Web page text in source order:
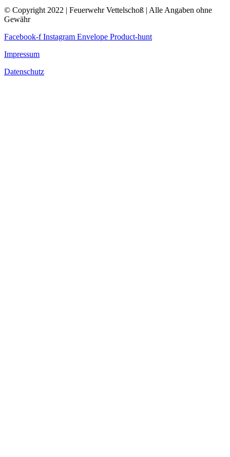
© Copyright 2022 | Feuerwehr Vettelschoß | Alle Angaben ohne
Gewähr
Facebook-f Instagram Envelope Product-hunt
Impressum
Datenschutz